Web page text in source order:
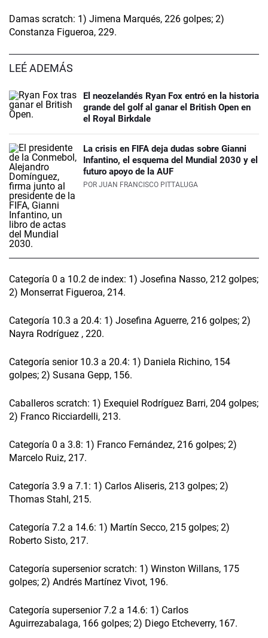
Damas scratch: 1) Jimena Marqués, 226 golpes; 2)
Constanza Figueroa, 229.
LEÉ ADEMÁS
El neozelandés Ryan Fox entró en la historia
grande del golf al ganar el British Open en
el Royal Birkdale
La crisis en FIFA deja dudas sobre Gianni
Infantino, el esquema del Mundial 2030 y el
futuro apoyo de la AUF
POR JUAN FRANCISCO PITTALUGA
Categoría 0 a 10.2 de index: 1) Josefina Nasso, 212 golpes;
2) Monserrat Figueroa, 214.
Categoría 10.3 a 20.4: 1) Josefina Aguerre, 216 golpes; 2)
Nayra Rodríguez , 220.
Categoría senior 10.3 a 20.4: 1) Daniela Richino, 154
golpes; 2) Susana Gepp, 156.
Caballeros scratch: 1) Exequiel Rodríguez Barri, 204 golpes;
2) Franco Ricciardelli, 213.
Categoría 0 a 3.8: 1) Franco Fernández, 216 golpes; 2)
Marcelo Ruiz, 217.
Categoría 3.9 a 7.1: 1) Carlos Aliseris, 213 golpes; 2)
Thomas Stahl, 215.
Categoría 7.2 a 14.6: 1) Martín Secco, 215 golpes; 2)
Roberto Sisto, 217.
Categoría supersenior scratch: 1) Winston Willans, 175
golpes; 2) Andrés Martínez Vivot, 196.
Categoría supersenior 7.2 a 14.6: 1) Carlos
Aguirrezabalaga, 166 golpes; 2) Diego Etcheverry, 167.